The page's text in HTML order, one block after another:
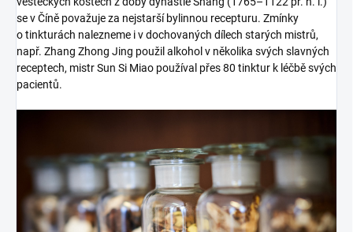
se v Číně považuje za nejstarší bylinnou recepturu. Zmínky
o tinkturách nalezneme i v dochovaných dílech starých mistrů,
např. Zhang Zhong Jing použil alkohol v několika svých slavných
receptech, mistr Sun Si Miao používal přes 80 tinktur k léčbě svých
pacientů.